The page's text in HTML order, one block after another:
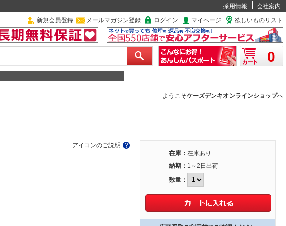
採用情報
会社案内
新規会員登録 メールマガジン登録 ログイン マイページ 欲しいものリスト
0
ようこそケーズデンキオンラインショップへ
アイコンのご説明
在庫： 在庫あり
納期： 1～2日出荷
数量：